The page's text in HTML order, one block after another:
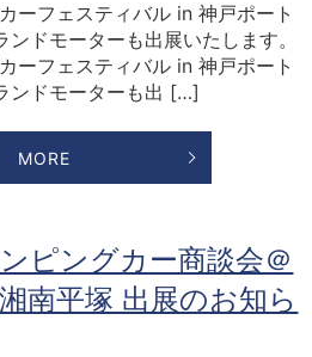
ーフェスティバル in 神戸ポート
ドモーターも出展いたします。
ーフェスティバル in 神戸ポート
ンドモーターも出 […]
MORE
ピングカー商談会＠
南平塚 出展のお知ら